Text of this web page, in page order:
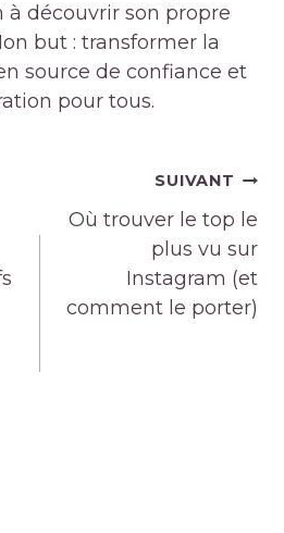
à découvrir son propre
but : transformer la
source de confiance et
pour tous.
SUIVANT
Où trouver le top le
plus vu sur
Instagram (et
comment le porter)